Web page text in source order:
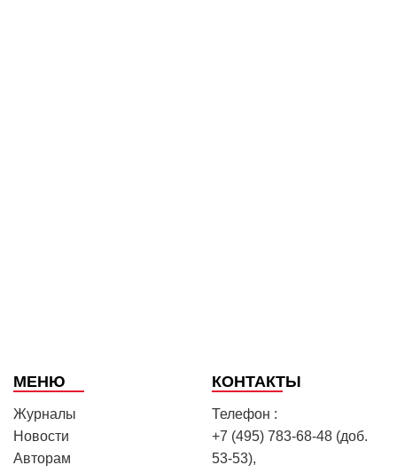
МЕНЮ
Журналы
Новости
Авторам
КОНТАКТЫ
Телефон :
+7 (495) 783-68-48 (доб.
53-53),